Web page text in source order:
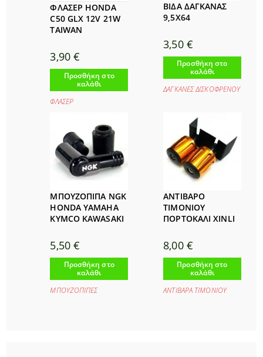
ΦΛΑΣΕΡ HONDA
C50 GLX 12V 21W
TAIWAN
3,90 €
Προσθήκη στο
καλάθι
ΦΛΑΣΕΡ
ΒΙΔΑ ΔΑΓΚΑΝΑΣ
9,5Χ64
3,50 €
Προσθήκη στο
καλάθι
ΔΑΓΚΑΝΕΣ ΔΙΣΚΟΦΡΕΝΟΥ
ΜΠΟΥΖΟΠΙΠΑ NGK
HONDA YAMAHA
KYMCO KAWASAKI
5,50 €
Προσθήκη στο
καλάθι
ΜΠΟΥΖΟΠΙΠΕΣ
ΑΝΤΙΒΑΡΟ
ΤΙΜΟΝΙΟΥ
ΠΟΡΤΟΚΑΛΙ XINLI
8,00 €
Προσθήκη στο
καλάθι
ΑΝΤΙΒΑΡΑ ΤΙΜΟΝΙΟΥ